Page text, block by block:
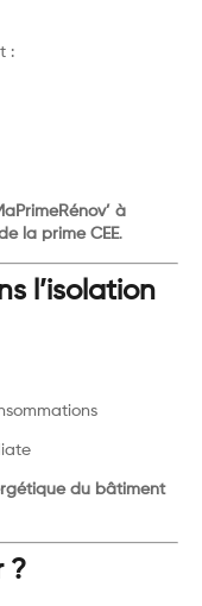
:
à
la prime CEE.
l’isolation
du bâtiment
?